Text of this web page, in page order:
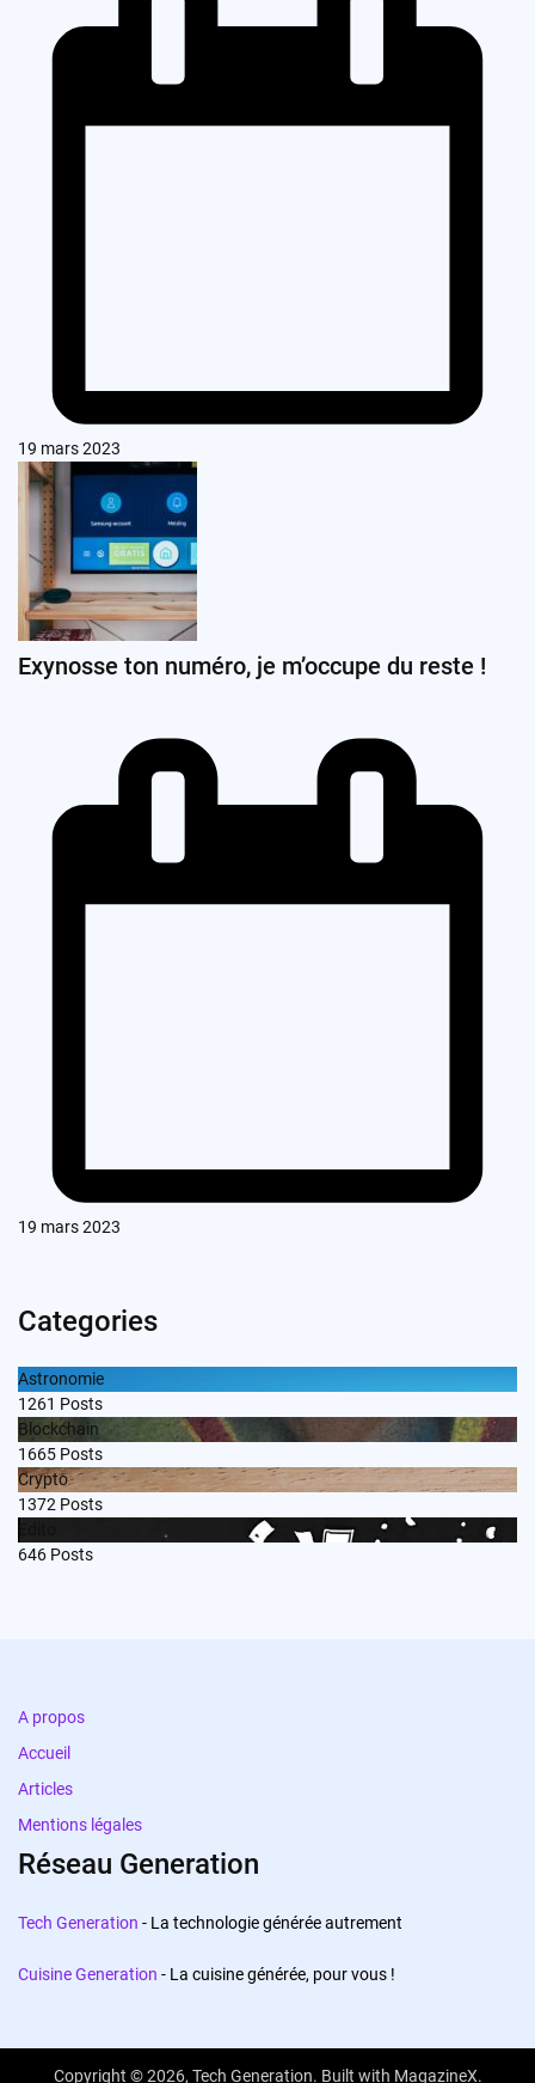
19 mars 2023
Exynosse ton numéro, je m’occupe du reste !
19 mars 2023
Categories
Astronomie
1261 Posts
Blockchain
1665 Posts
Crypto
1372 Posts
646 Posts
A propos
Accueil
Articles
Mentions légales
Réseau Generation
Tech Generation - La technologie générée autrement
Cuisine Generation - La cuisine générée, pour vous !
Copyright © 2026, Tech Generation. Built with MagazineX.